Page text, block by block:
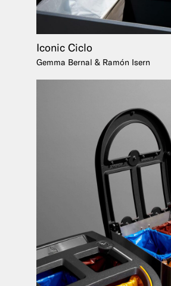
Iconic Ciclo
Gemma Bernal & Ramón Isern